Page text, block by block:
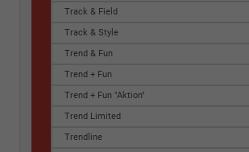
Track & Field
Track & Style
Trend & Fun
Trend + Fun
Trend + Fun "Aktion"
Trend Limited
Trendline